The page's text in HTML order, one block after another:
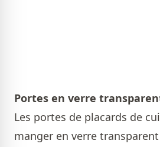
Portes en verre
Les portes de placards de
manger en verre